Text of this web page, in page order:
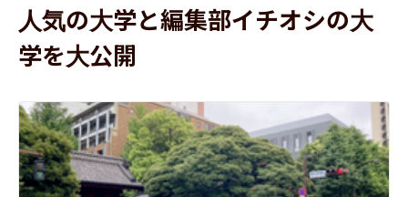
人気の大学と編集部イチオシの大
学を大公開